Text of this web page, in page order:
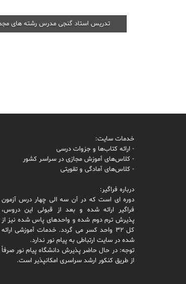
تدریس استاد گنجی مدرس رشته های
خدمات سایت:
- ارائه کتاب‌ها و جزوات درسی
- کلاس‌های آموزش مجازی در سراسر کشور
- کلاس‌های آمادگی و تقویتی
درباره فراگیر:
دوره ای است که در آن سه الی چهار درس آزمون
فراگیر ارائه شده و بعد از قبولی این دروس،
پذیرش ترم دوم شده و واحدهای پاس شده نیز از
کل 32 واحد کسر می گردد. خدمات آموزشی ارائه
شده در سایت ارتباطی به پیام نور ندارد.
توجه: در حال حاضر پذیرش دانشگاه پیام نور صرفاً
از طریق کنکور ارشد سراسری امکانپذیر است.